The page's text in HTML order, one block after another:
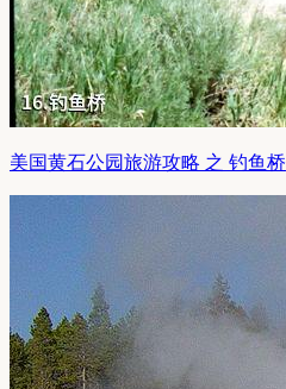
美国黄石公园旅游攻略 之 钓鱼桥